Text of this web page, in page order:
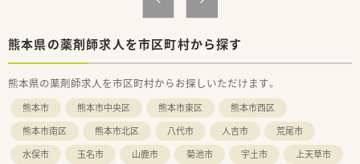
熊本県の薬剤師求人を市区町村から探す
熊本県の薬剤師求人を市区町村からお探しいただけます。
熊本市 熊本市中央区 熊本市東区
熊本市西区
熊本市南区
熊本市北区 八代市 人吉市
荒尾市
水俣市
玉名市 山鹿市 菊池市 宇土市
上天草市